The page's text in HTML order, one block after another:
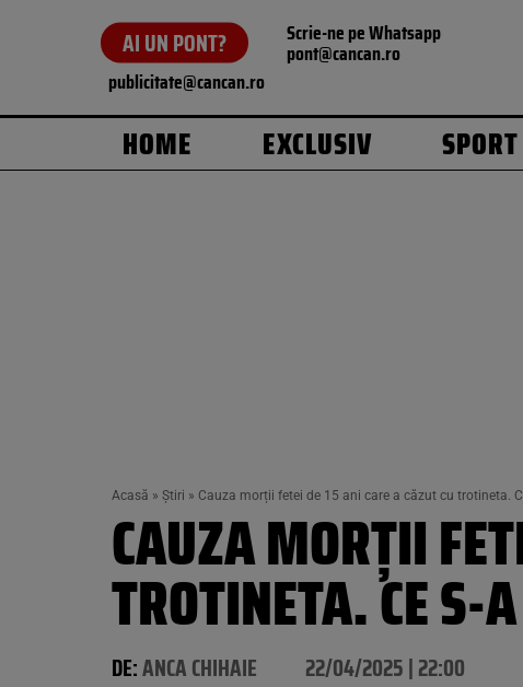
AI UN PONT? Scrie-ne pe Whatsapp
pont@cancan.ro
publicitate@cancan.ro
HOME EXCLUSIV SPORT
Acasă » Știri » Cauza morții fetei de 15 ani care a căzut cu trotineta.
CAUZA MORȚII
TROTINETA. CE S-
DE:ANCA CHIHAIE 22/04/2025 | 22:00